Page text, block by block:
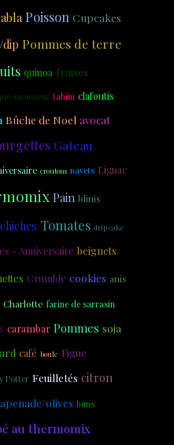
Poisson Cupcakes
dip Pommes de terre
quinoa fraises
monsieur tahini clafoutis
Bûche de Noel avocat
Gateau
croutons navets Lignac
Pain blinis
Tomates drip cake
- Anniversaire beignets
Crumble cookies anis
Charlotte farine de sarrasin
carambar Pommes soja
café boule Figue
Potter Feuilletés citron
olives buns
au thermomix